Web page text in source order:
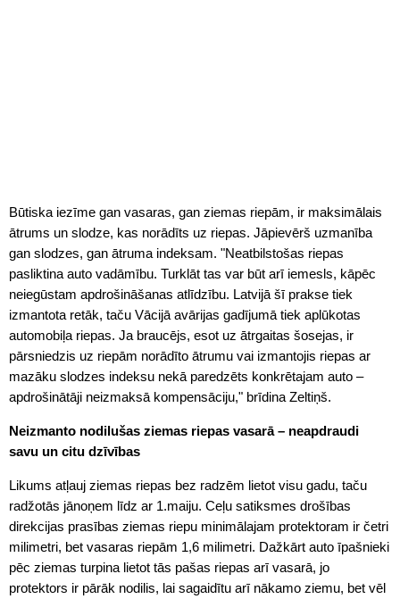
Būtiska iezīme gan vasaras, gan ziemas riepām, ir maksimālais
ātrums un slodze, kas norādīts uz riepas. Jāpievērš uzmanība
gan slodzes, gan ātruma indeksam. "Neatbilstošas riepas
pasliktina auto vadāmību. Turklāt tas var būt arī iemesls, kāpēc
neiegūstam apdrošināšanas atlīdzību. Latvijā šī prakse tiek
izmantota retāk, taču Vācijā avārijas gadījumā tiek aplūkotas
automobiļa riepas. Ja braucējs, esot uz ātrgaitas šosejas, ir
pārsniedzis uz riepām norādīto ātrumu vai izmantojis riepas ar
mazāku slodzes indeksu nekā paredzēts konkrētajam auto –
apdrošinātāji neizmaksā kompensāciju," brīdina Zeltiņš.
Neizmanto nodilušas ziemas riepas vasarā – neapdraudi
savu un citu dzīvības
Likums atļauj ziemas riepas bez radzēm lietot visu gadu, taču
radžotās jānoņem līdz ar 1.maiju. Ceļu satiksmes drošības
direkcijas prasības ziemas riepu minimālajam protektoram ir četri
milimetri, bet vasaras riepām 1,6 milimetri. Dažkārt auto īpašnieki
pēc ziemas turpina lietot tās pašas riepas arī vasarā, jo
protektors ir pārāk nodilis, lai sagaidītu arī nākamo ziemu, bet vēl